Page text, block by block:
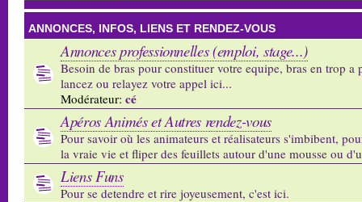
ANNONCES, INFOS, LIENS ET RENDEZ-VOUS
Annonces professionnelles (emploi, stage...)
Besoin de bras pour constituer votre equipe, bras en trop a
lancez ou relayez votre appel ici...
Modérateur: cé
Apéros Animés et Autres rendez-vous
Pour savoir où les animateurs et réalisateurs s'imbibent,
la vraie vie et fliper des feuillets autour d'une mousse ou
Liens Funs
Pour se detendre et rire joyeusement, c'est ici.